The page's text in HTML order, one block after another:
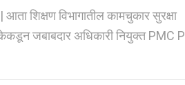
शिक्षण विभागातील कामचुकार सुरक्षा
जबाबदार अधिकारी नियुक्त PMC P